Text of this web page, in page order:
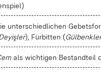
un­ter­schied­li­chen
), Für­bit­ten (Gül­benk­ler
als wich­ti­gen Be­stand­teil